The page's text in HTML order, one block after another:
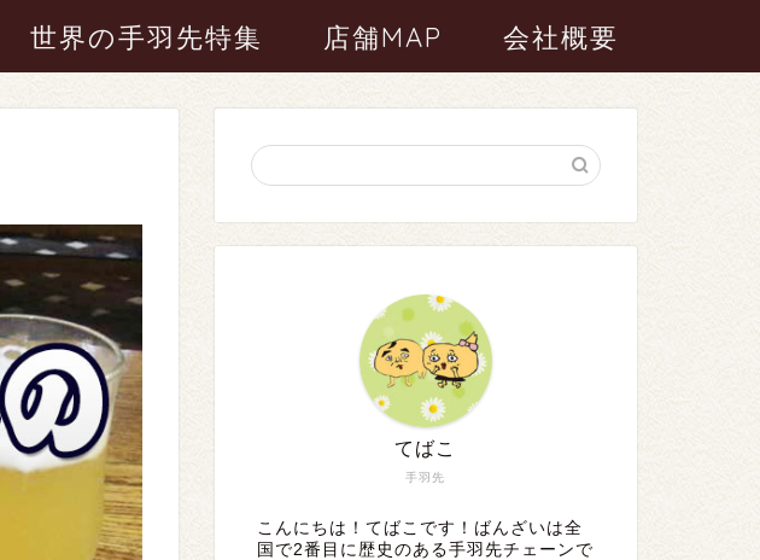
世界の手羽先特集 店舗MAP 会社概要
手羽先
てばこ
こんにちは！てばこです！ばんざいは全
国で2番目に歴史のある手羽先チェーンで